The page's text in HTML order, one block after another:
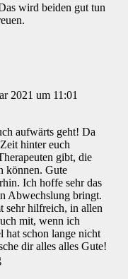
wird beiden gut tun
2021 um 11:01
aufwärts geht! Da
hinter euch
gibt, die
können. Gute
Ich hoffe sehr das
Abwechslung bringt.
sehr hilfreich, in allen
mit, wenn ich
hat schon lange nicht
dir alles alles Gute!